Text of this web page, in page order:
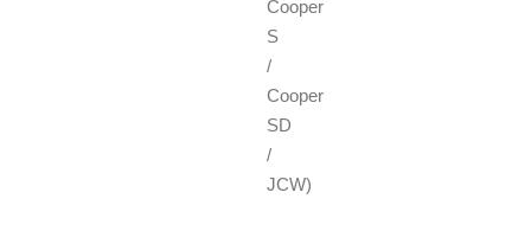
Cooper
S
/
Cooper
SD
/
JCW)